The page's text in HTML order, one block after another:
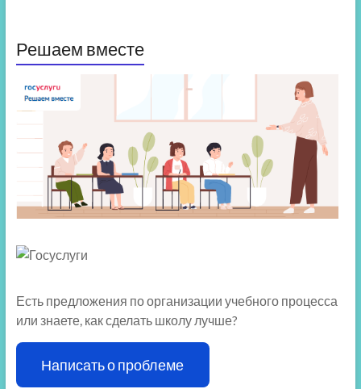
Решаем вместе
Есть предложения по организации учебного процесса
или знаете, как сделать школу лучше?
Написать о проблеме